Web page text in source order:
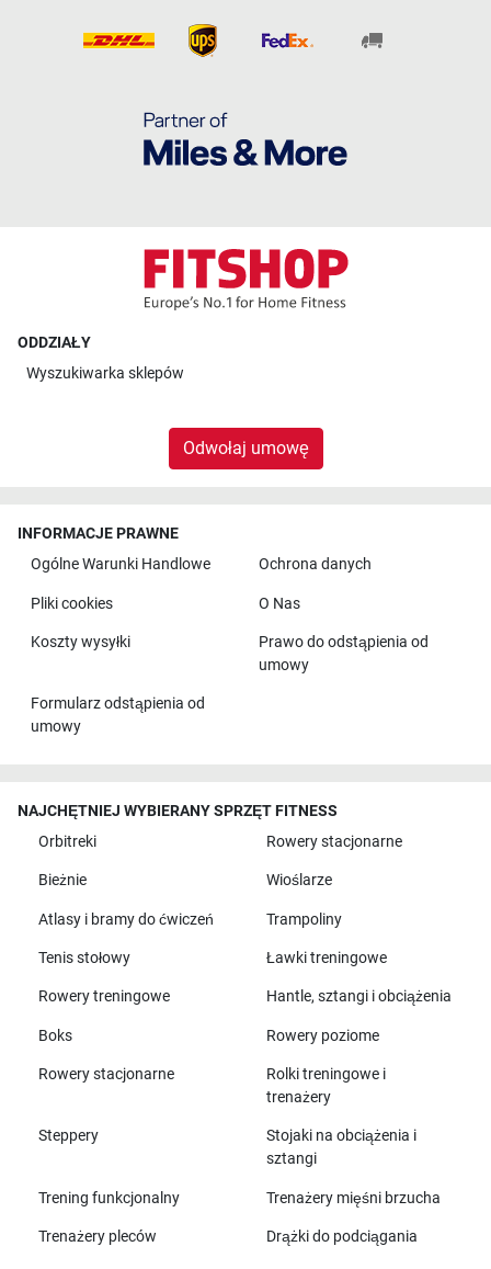
ODDZIAŁY
Wyszukiwarka sklepów
Odwołaj umowę
INFORMACJE PRAWNE
Ogólne Warunki Handlowe
Ochrona danych
Pliki cookies O Nas
Koszty wysyłki
Prawo do odstąpienia od
umowy
Formularz odstąpienia od
umowy
NAJCHĘTNIEJ WYBIERANY SPRZĘT FITNESS
Orbitreki
Rowery stacjonarne
Bieżnie Wioślarze
Atlasy i bramy do ćwiczeń Trampoliny
Tenis stołowy Ławki treningowe
Rowery treningowe Hantle, sztangi i obciążenia
Boks Rowery poziome
Rowery stacjonarne
Rolki treningowe i
trenażery
Steppery
Stojaki na obciążenia i
sztangi
Trening funkcjonalny Trenażery mięśni brzucha
Trenażery pleców Drążki do podciągania